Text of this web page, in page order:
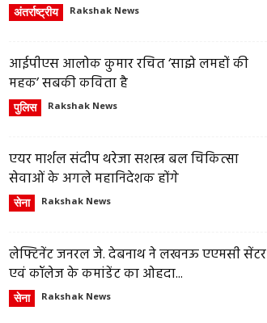
अंतर्राष्ट्रीय Rakshak News
आईपीएस आलोक कुमार रचित ‘साझे लमहों की
महक’ सबकी कविता है
पुलिस Rakshak News
एयर मार्शल संदीप थरेजा सशस्त्र बल चिकित्सा
सेवाओं के अगले महानिदेशक होंगे
सेना Rakshak News
लेफ्टिनेंट जनरल जे. देबनाथ ने लखनऊ एएमसी सेंटर
एवं कॉलेज के कमांडेंट का ओहदा...
सेना Rakshak News